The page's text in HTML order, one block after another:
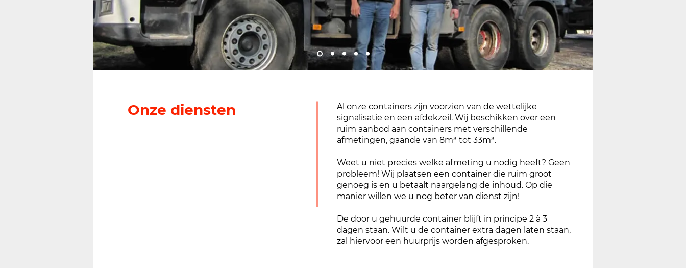
Al onze containers zijn voorzien van de wettelijke
signalisatie en een afdekzeil. Wij beschikken over een
ruim aanbod aan containers met verschillende
afmetingen, gaande van 8m³ tot 33m³.
Weet u niet precies welke afmeting u nodig heeft? Geen
probleem! Wij plaatsen een container die ruim groot
genoeg is en u betaalt naargelang de inhoud. Op die
manier willen we u nog beter van dienst zijn!
De door u gehuurde container blijft in principe 2 à 3
dagen staan. Wilt u de container extra dagen laten staan,
zal hiervoor een huurprijs worden afgesproken.
Onze diensten